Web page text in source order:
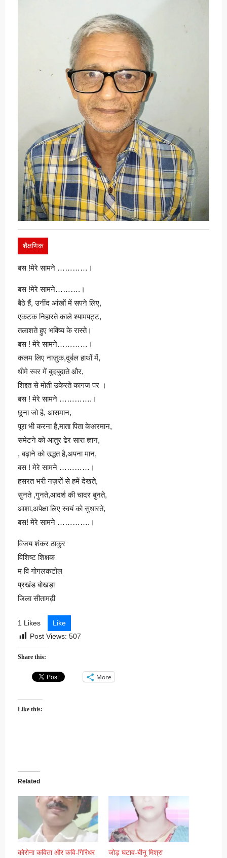
शैक्षणिक
बस !मेरे सामने …………।
बस !मेरे सामने……….।
बैठे हैं, उनींद आंखों में सपने लिए,
एकटक निहारते काले श्यामपट्ट,
तलाशते हुए भविष्य के रास्ते।
बस ! मेरे सामने…………।
कलम लिए नाज़ुक,दुर्बल हाथों में,
धीमे स्वर में बुदबुदाते और,
शिद्दत से मोती उकेरते कागज पर ।
बस ! मेरे सामने ………….।
छूना जो है, आसमान,
पूरा भी करना है,माता पिता केअरमान,
समेटने को आतुर ढेर सारा ज्ञान,
, बढ़ाने को उद्धत है,अपना मान,
बस ! मेरे सामने …………।
हसरत भरी नज़रों से हमें देखते,
सुनते ,गुनते,आदर्श की चादर बुनते,
आशा,अपेक्षा लिए स्वयं को सुधारते,
बस! मेरे सामने ………….।
विजय शंकर ठाकुर
विशिष्ट शिक्षक
म वि गोगलकटोल
प्रखंड बोखड़ा
जिला सीतामढ़ी
1 Likes
Like
Post Views: 507
Share this:
More
Like this:
Related
कोरोना कविता और कवि-गिरिधर
जोड़ घटाव-बीनू मिश्रा